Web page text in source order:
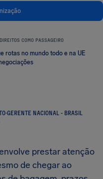
COMO PASSAGEIRO
rotas no mundo todo e na UE
·GERENTE NACIONAL - BRASIL
prestar atenção
de chegar ao